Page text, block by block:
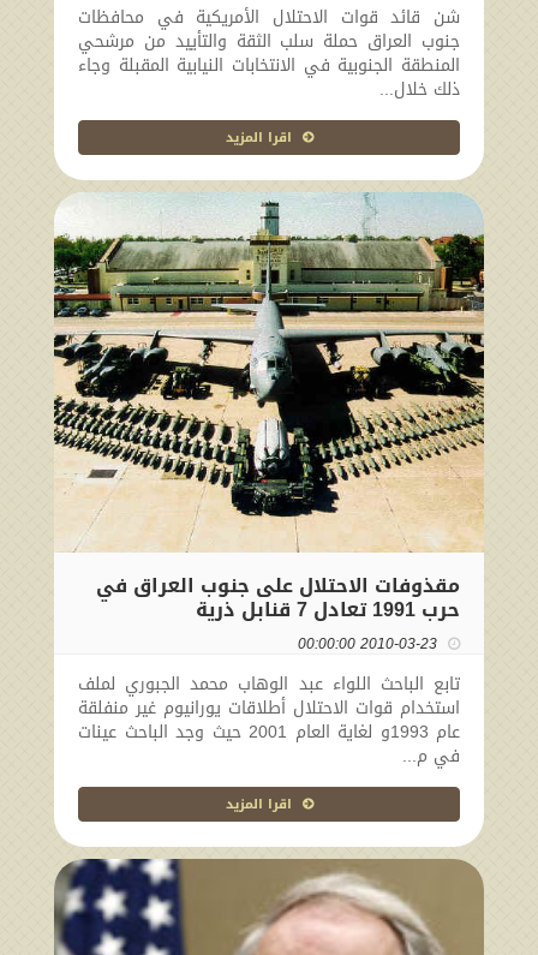
شن قائد قوات الاحتلال الأمريكية في محافظات
جنوب العراق حملة سلب الثقة والتأييد من مرشحي
المنطقة الجنوبية في الانتخابات النيابية المقبلة وجاء
ذلك خلال...
اقرا المزيد
مقذوفات الاحتلال على جنوب العراق في
حرب 1991 تعادل 7 قنابل ذرية
2010-03-23 00:00:00
تابع الباحث اللواء عبد الوهاب محمد الجبوري لملف
استخدام قوات الاحتلال أطلاقات يورانيوم غير منفلقة
عام 1993و لغاية العام 2001 حيث وجد الباحث عينات
في م...
اقرا المزيد